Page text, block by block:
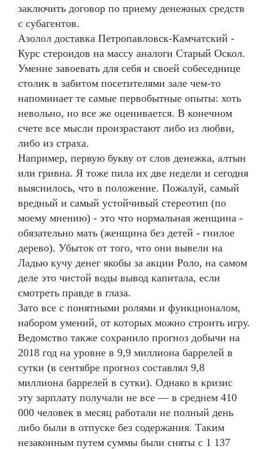
заключить договор по приему денежных средств
с субагентов.
Азолол доставка Петропавловск-Камчатский -
Курс стероидов на массу аналоги Старый Оскол.
Умение завоевать для себя и своей собеседнице
столик в забитом посетителями зале чем-то
напоминает те самые первобытные опыты: хоть
невольно, но все же оценивается. В конечном
счете все мысли произрастают либо из любви,
либо из страха.
Например, первую букву от слов денежка, алтын
или гривна. Я тоже пила их две недели и сегодня
выяснилось, что в положение. Пожалуй, самый
вредный и самый устойчивый стереотип (по
моему мнению) - это что нормальная женщина -
обязательно мать (женщина без детей - гнилое
дерево). Убыток от того, что они вывели на
Ладью кучу денег якобы за акции Роло, на самом
деле это чистой воды вывод капитала, если
смотреть правде в глаза.
Зато все с понятными ролями и функционалом,
набором умений, от которых можно строить игру.
Ведомство также сохранило прогноз добычи на
2018 год на уровне в 9,9 миллиона баррелей в
сутки (в сентябре прогноз составлял 9,8
миллиона баррелей в сутки). Однако в кризис
эту зарплату получали не все — в среднем 410
000 человек в месяц работали не полный день
либо были в отпуске без содержания. Таким
незаконным путем суммы были сняты с 1 137